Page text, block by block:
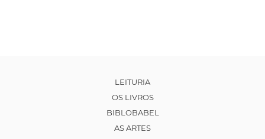
LEITURIA
OS LIVROS
BIBLOBABEL
AS ARTES